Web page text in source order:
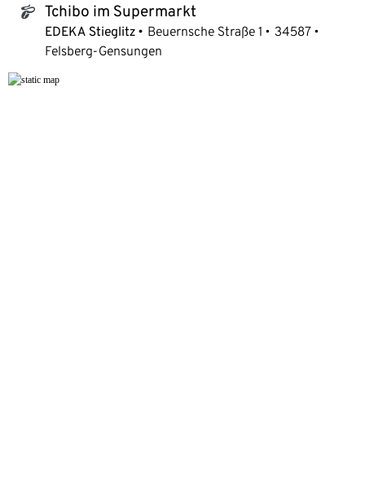
tchibo_logo Tchibo im Supermarkt
EDEKA Stieglitz Beuernsche Straße 1
34587
Felsberg-Gensungen